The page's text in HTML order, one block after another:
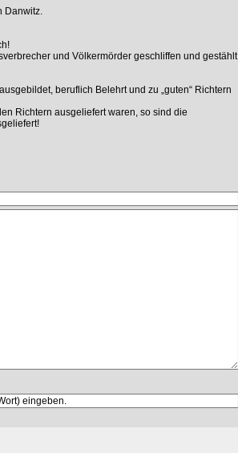
Danwitz.
und Völkermörder geschliffen und gestählt
beruflich Belehrt und zu „guten“ Richtern
Richtern ausgeliefert waren, so sind die